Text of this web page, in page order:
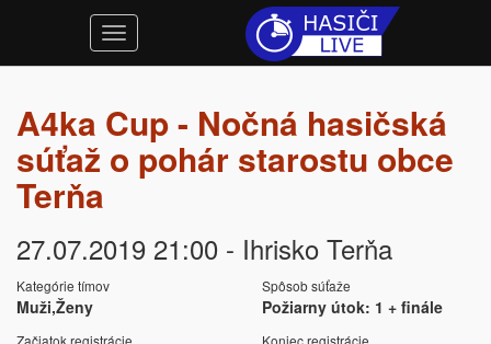
A4ka Cup - Nočná hasičská
súťaž o pohár starostu obce
Terňa
27.07.2019 21:00 - Ihrisko Terňa
Kategórie tímov
Muži,Ženy
Spôsob súťaže
Požiarny útok: 1 + finále
Začiatok registrácie Koniec registrácie